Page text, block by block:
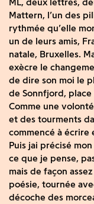
Mattern, l’un des
rythmée qu’elle
un de leurs amis,
natale, Bruxelles.
exècre le
de dire son moi le
de Sonnfjord, place
Comme une
et des tourments
commencé à écrire
Puis jai précisé
ce que je pense,
mais de façon
poésie, tournée
décoche des